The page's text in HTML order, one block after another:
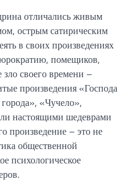
отличались живым
острым сатирическим
в своих произведениях
помещиков,
зло своего времени –
произведения «Господа
«Чучело»,
настоящими шедеврами
произведение – это не
общественной
психологическое